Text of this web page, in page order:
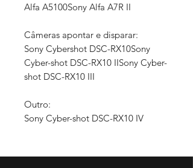
Alfa A5100Sony Alfa A7R II
Câmeras apontar e disparar:
Sony Cybershot DSC-RX10Sony
Cyber-shot DSC-RX10 IISony Cyber-
shot DSC-RX10 III
Outro:
Sony Cyber-shot DSC-RX10 IV